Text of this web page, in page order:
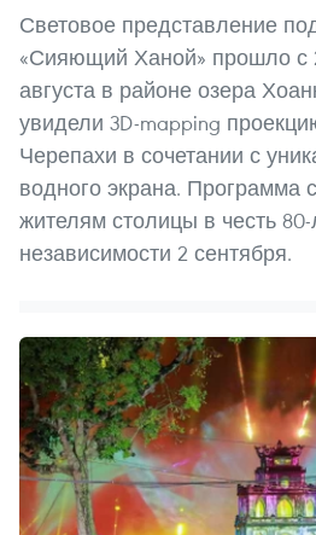
Световое представление
«Сияющий Ханой» прошло с
августа в районе озера
увидели 3D-mapping
Черепахи в сочетании с
водного экрана. Программа
жителям столицы в честь
независимости 2 сентября.